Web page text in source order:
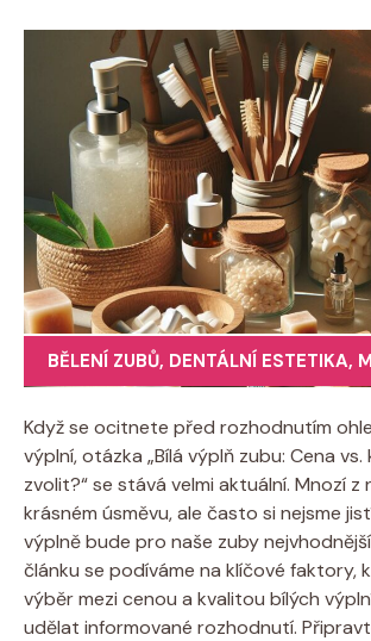
BĚLENÍ ZUBŮ, DENTÁLNÍ ESTETIKA,
Když se ocitnete před rozhodnutím
výplní, otázka „Bílá výplň zubu: Cena
zvolit?“ se stává velmi aktuální. Mnozí z
krásném úsměvu, ale často si nejsme
výplně bude pro naše zuby
článku se podíváme na klíčové faktory,
výběr mezi cenou a kvalitou bílých
udělat informované rozhodnutí.